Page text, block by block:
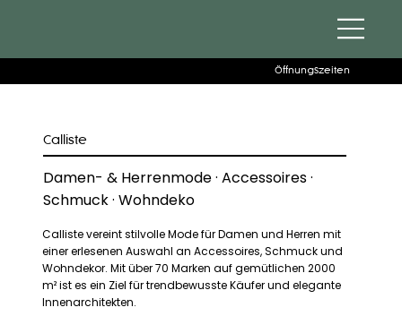
Öffnungszeiten
Calliste
Damen- & Herrenmode · Accessoires ·
Schmuck · Wohndeko
Calliste vereint stilvolle Mode für Damen und Herren mit
einer erlesenen Auswahl an Accessoires, Schmuck und
Wohndekor. Mit über 70 Marken auf gemütlichen 2000
m² ist es ein Ziel für trendbewusste Käufer und elegante
Innenarchitekten.